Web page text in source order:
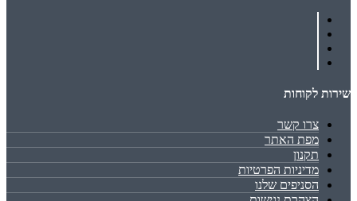
שירות לקוחות
צרו קשר
מפת האתר
תקנון
מדיניות הפרטיות
הסניפים שלנו